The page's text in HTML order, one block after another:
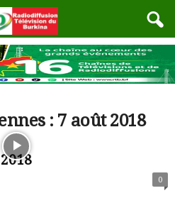
: 7 août 2018
0